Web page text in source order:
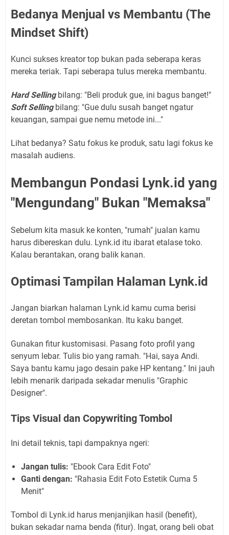
Bedanya Menjual vs Membantu (The
Mindset Shift)
Kunci sukses kreator top bukan pada seberapa keras
mereka teriak. Tapi seberapa tulus mereka membantu.
Hard Sellingbilang: "Beli produk gue, ini bagus banget!"
Soft Sellingbilang: "Gue dulu susah banget ngatur
keuangan, sampai gue nemu metode ini..."
Lihat bedanya? Satu fokus ke produk, satu lagi fokus ke
masalah audiens.
Membangun Pondasi Lynk.id yang
"Mengundang" Bukan "Memaksa"
Sebelum kita masuk ke konten, "rumah" jualan kamu
harus dibereskan dulu. Lynk.id itu ibarat etalase toko.
Kalau berantakan, orang balik kanan.
Optimasi Tampilan Halaman Lynk.id
Jangan biarkan halaman Lynk.id kamu cuma berisi
deretan tombol membosankan. Itu kaku banget.
Gunakan fitur kustomisasi. Pasang foto profil yang
senyum lebar. Tulis bio yang ramah. "Hai, saya Andi.
Saya bantu kamu jago desain pake HP kentang." Ini jauh
lebih menarik daripada sekadar menulis "Graphic
Designer".
Tips Visual dan Copywriting Tombol
Ini detail teknis, tapi dampaknya ngeri:
Jangan tulis: "Ebook Cara Edit Foto"
Ganti dengan: "Rahasia Edit Foto Estetik Cuma 5
Menit"
Tombol di Lynk.id harus menjanjikan hasil (benefit),
bukan sekadar nama benda (fitur). Ingat, orang beli obat